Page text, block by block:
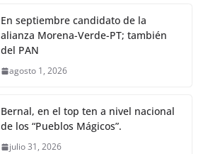
En septiembre candidato de la
alianza Morena-Verde-PT; también
del PAN
agosto 1, 2026
Bernal, en el top ten a nivel nacional
de los “Pueblos Mágicos”.
julio 31, 2026